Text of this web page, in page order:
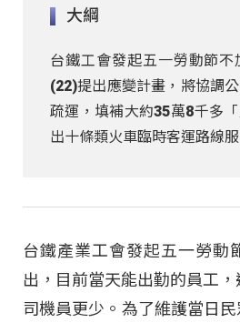
大綱
台鐵工會發起五一勞動節不
(22)提出應變計畫，將協調
疏運，填補大約35萬8千多
出十條類火車臨時客運路線服
台鐵產業工會發起五一勞動
出，目前當天能出勤的員工，
司機員更少。為了維護當日